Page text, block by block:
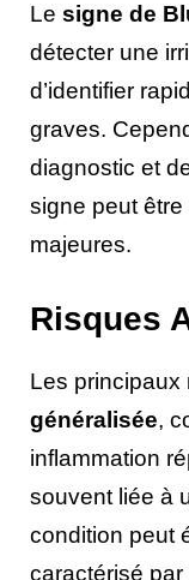
Le signe de
détecter une
d’identifier
graves.
diagnostic et
signe peut
majeures.
Risques
Les principaux
généralisée,
inflammation
souvent liée à
condition peut
caractérisé